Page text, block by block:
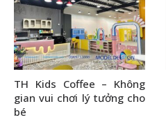
TH Kids Coffee – Không
gian vui chơi lý tưởng cho
bé